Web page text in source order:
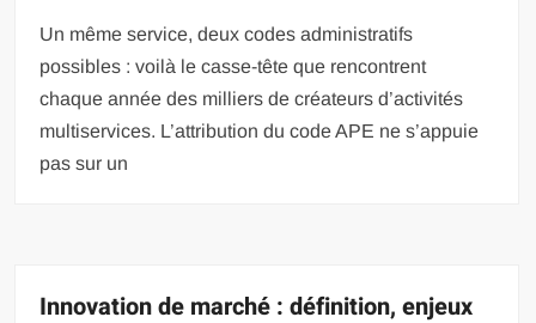
Un même service, deux codes administratifs
possibles : voilà le casse-tête que rencontrent
chaque année des milliers de créateurs d’activités
multiservices. L’attribution du code APE ne s’appuie
pas sur un
Innovation de marché : définition, enjeux